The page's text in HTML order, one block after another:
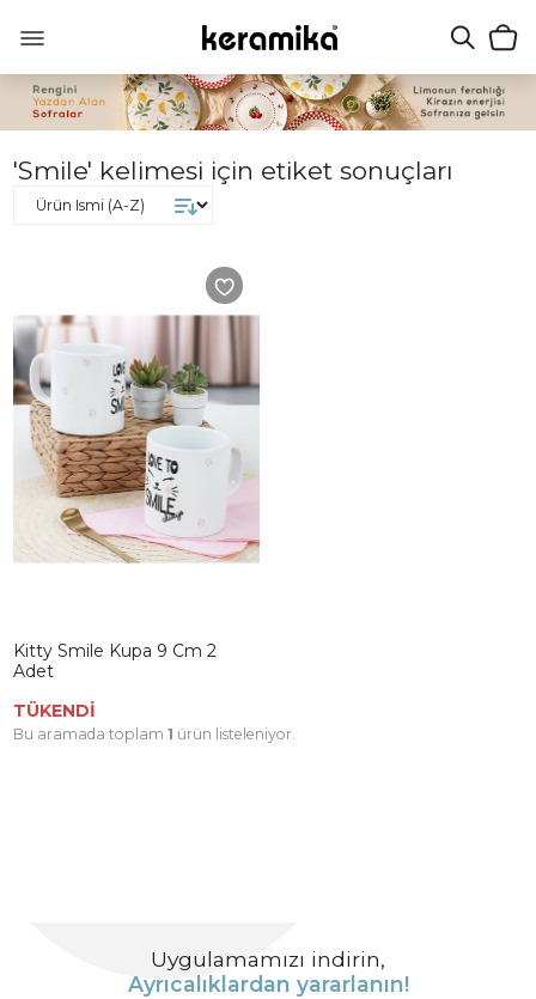
'Smile' kelimesi için etiket sonuçları
Kitty Smile Kupa 9 Cm 2
Adet
TÜKENDİ
Bu aramada toplam 1 ürün listeleniyor.
Uygulamamızı indirin,
Ayrıcalıklardan yararlanın!